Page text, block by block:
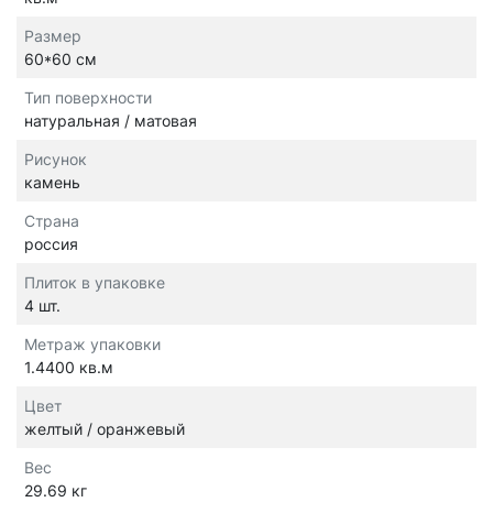
Размер
60*60 см
Тип поверхности
натуральная / матовая
Рисунок
камень
Страна
россия
Плиток в упаковке
4 шт.
Метраж упаковки
1.4400 кв.м
Цвет
желтый / оранжевый
Вес
29.69 кг